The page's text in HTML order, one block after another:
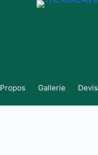
Gallerie Devis